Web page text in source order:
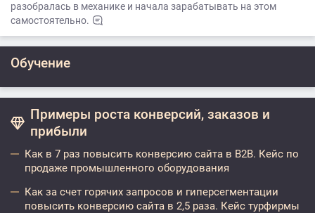
разобралась в механике и начала зарабатывать на этом
самостоятельно.
Обучение
Примеры роста конверсий, заказов и
прибыли
Как в 7 раз повысить конверсию сайта в B2B. Кейс по
продаже промышленного оборудования
Как за счет горячих запросов и гиперсегментации
повысить конверсию сайта в 2,5 раза. Кейс турфирмы